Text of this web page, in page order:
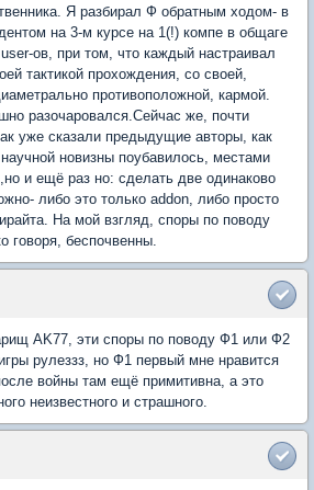
Я разбирал Ф обратным ходом- в
на 3-м курсе на 1(!) компе в общаге
ов, при том, что каждый настраивал
тактикой прохождения, со своей,
противоположной, кармой.
разочаровался.Сейчас же, почти
уже сказали предыдущие авторы, как
новизны поубавилось, местами
и ещё раз но: сделать две одинаково
либо это только аddon, либо просто
На мой взгляд, споры по поводу
беспочвенны.
AK77, эти споры по поводу Ф1 или Ф2
рулеззз, но Ф1 первый мне нравится
войны там ещё примитивна, а это
неизвестного и страшного.